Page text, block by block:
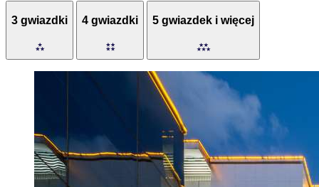
3 gwiazdki 4 gwiazdki 5 gwiazdek i więcej